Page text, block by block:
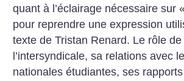
quant à l’éclairage nécessaire sur «
pour reprendre une expression
texte de Tristan Renard. Le rôle de
l’intersyndicale, sa relations avec
nationales étudiantes, ses